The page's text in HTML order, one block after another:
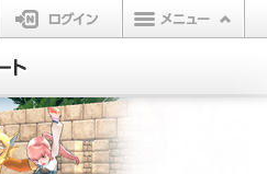
ログイン